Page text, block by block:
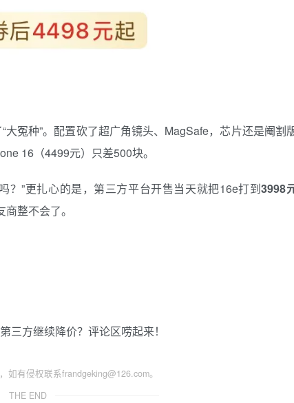
冤种”。配置砍了超广角镜头、MagSafe，芯片还是阉割
16（4499元）只差500块。
？”更扎心的是，第三方平台开售当天就把16e打到3998
整不会了。
方继续降价？评论区唠起来！
有侵权联系frandgeking@126.com。
THE END